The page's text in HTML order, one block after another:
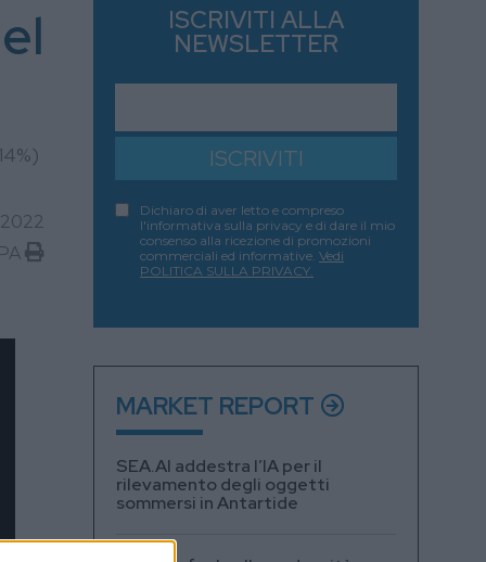
ISCRIVITI ALLA
NEWSLETTER
ISCRIVITI
Dichiaro di aver letto e compreso
l'informativa sulla privacy e di dare il mio
consenso alla ricezione di promozioni
commerciali ed informative. Vedi
POLITICA SULLA PRIVACY.
MARKET REPORT
SEA.AI addestra l’IA per il
rilevamento degli oggetti
sommersi in Antartide